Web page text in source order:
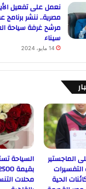
نعمل على تفعيل
مصرية.. ننشر برنامج
مرشح غرفة سياحة
سيناء
14 مايو، 2024
الماجستير
الحية
السياحة
محلات